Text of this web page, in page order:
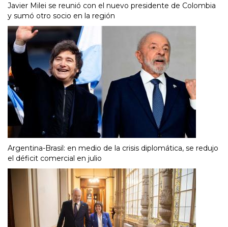
Javier Milei se reunió con el nuevo presidente de Colombia
y sumó otro socio en la región
Argentina-Brasil: en medio de la crisis diplomática, se redujo
el déficit comercial en julio